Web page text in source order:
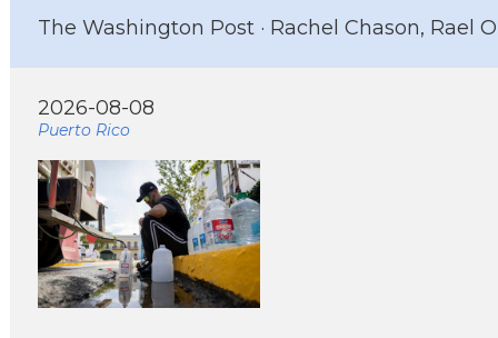
The Washington Post · Rachel Chason,
2026-08-08
Puerto Rico